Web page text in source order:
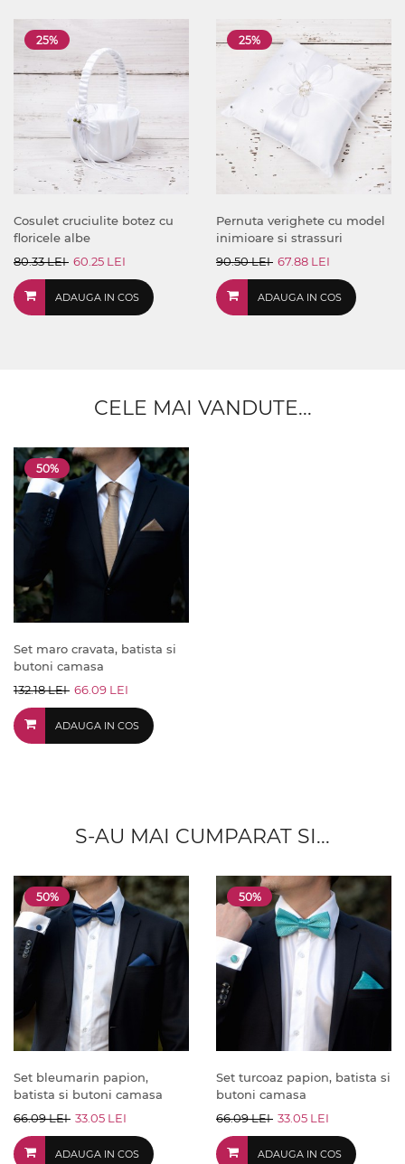
25%
Cosulet cruciulite botez cu
floricele albe
80.33 LEI 60.25 LEI
ADAUGA IN COS
25%
Pernuta verighete cu model
inimioare si strassuri
90.50 LEI 67.88 LEI
ADAUGA IN COS
CELE MAI VANDUTE...
50%
Set maro cravata, batista si
butoni camasa
132.18 LEI 66.09 LEI
ADAUGA IN COS
S-AU MAI CUMPARAT SI...
50%
Set bleumarin papion,
batista si butoni camasa
66.09 LEI 33.05 LEI
ADAUGA IN COS
50%
Set turcoaz papion, batista si
butoni camasa
66.09 LEI 33.05 LEI
ADAUGA IN COS